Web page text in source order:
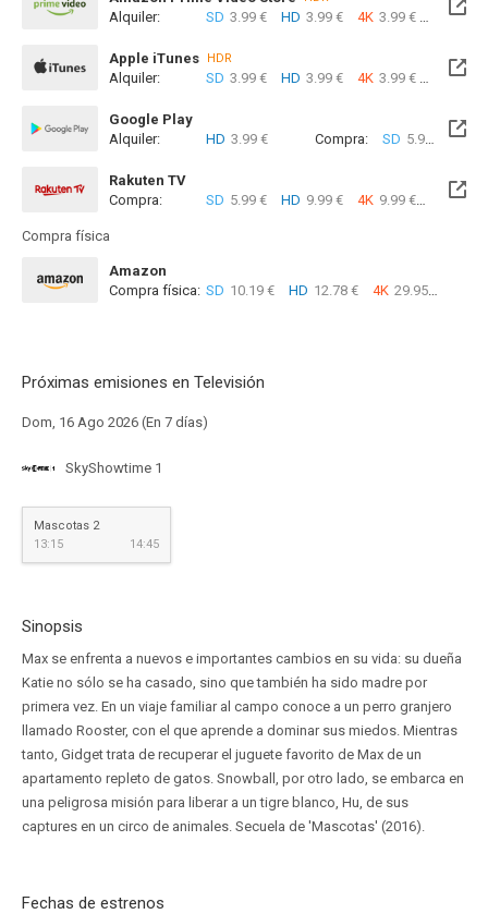
Alquiler: SD 3.99 € HD 3.99 € 4K 3.99 €
Apple iTunes HDR
Alquiler: SD 3.99 € HD 3.99 € 4K 3.99 €
Google Play
Alquiler:
HD 3.99 € Compra: SD 5.99 € HD
Rakuten TV
Compra:
SD 5.99 € HD 9.99 € 4K 9.99 €
Compra física
Amazon
Compra física: SD 10.19 € HD 12.78 € 4K 29.95 €
Próximas emisiones en Televisión
Dom, 16 Ago 2026 (En 7 días)
SkyShowtime 1
Mascotas 2
13:15
14:45
Sinopsis
Max se enfrenta a nuevos e importantes cambios en su vida: su dueña
Katie no sólo se ha casado, sino que también ha sido madre por
primera vez. En un viaje familiar al campo conoce a un perro granjero
llamado Rooster, con el que aprende a dominar sus miedos. Mientras
tanto, Gidget trata de recuperar el juguete favorito de Max de un
apartamento repleto de gatos. Snowball, por otro lado, se embarca en
una peligrosa misión para liberar a un tigre blanco, Hu, de sus
captures en un circo de animales. Secuela de 'Mascotas' (2016).
Fechas de estrenos